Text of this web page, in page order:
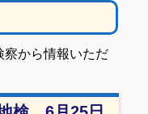
察から情報いただ